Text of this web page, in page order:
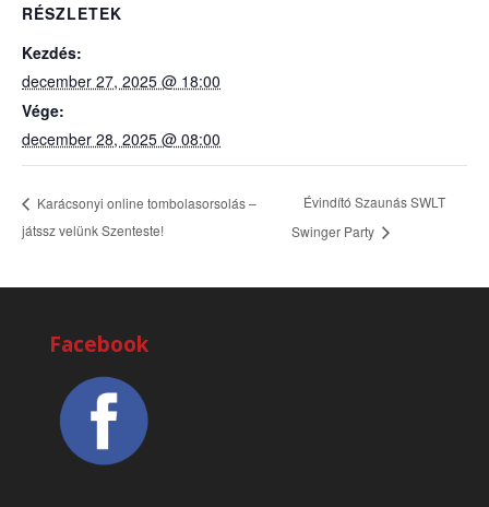
RÉSZLETEK
Kezdés:
december 27, 2025 @ 18:00
Vége:
december 28, 2025 @ 08:00
Karácsonyi online tombolasorsolás –
játssz velünk Szenteste!
Évindító Szaunás SWLT
Swinger Party
Facebook